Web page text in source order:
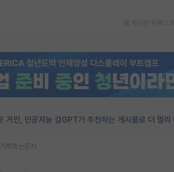
게시판 목록으
거인, 인공지능 김GPT가 추천하는 게시물로 더 멀리
학회논문지